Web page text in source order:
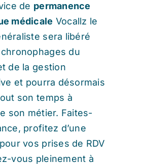
de permanence
médicale Vocallz le
sera libéré
du
de la gestion
et pourra désormais
son temps à
son métier. Faites-
profitez d’une
vos prises de RDV
vous pleinement à